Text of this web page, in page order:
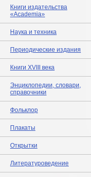
Книги издательства
«Academia»
Наука и техника
Периодические издания
Книги XVIII века
Энциклопедии, словари,
справочники
Фольклор
Плакаты
Открытки
Литературоведение